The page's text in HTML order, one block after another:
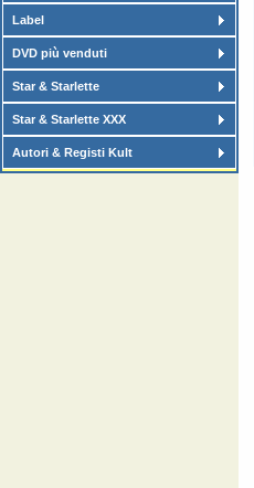
Label
DVD più venduti
Star & Starlette
Star & Starlette XXX
Autori & Registi Kult